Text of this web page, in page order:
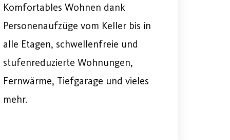
Komfortables Wohnen dank
Personenaufzüge vom Keller bis in
alle Etagen, schwellenfreie und
stufenreduzierte Wohnungen,
Fernwärme, Tiefgarage und vieles
mehr.